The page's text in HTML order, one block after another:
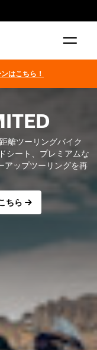
はこちら！
離ツーリングバイク
シート、プレミアムな
アップツーリングを再
ちら